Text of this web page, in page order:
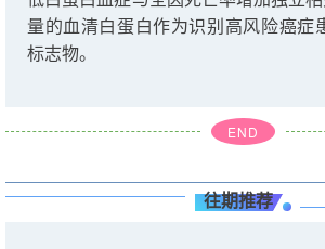
量的血清白蛋白作为识别高风险癌症
标志物。
END
往期推荐